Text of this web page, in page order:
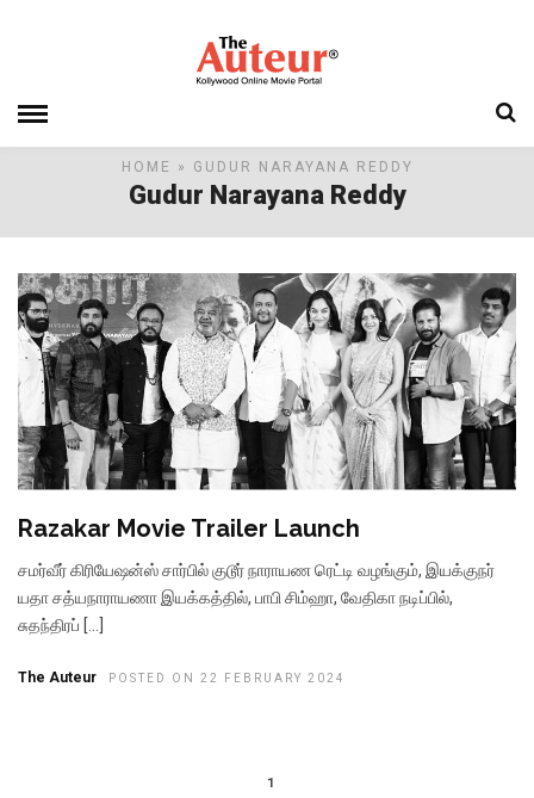
HOME » GUDUR NARAYANA REDDY
Gudur Narayana Reddy
Razakar Movie Trailer Launch
சமர்வீர் கிரியேஷன்ஸ் சார்பில் குடூர் நாராயண ரெட்டி வழங்கும், இயக்குநர்
யதா சத்யநாராயணா இயக்கத்தில், பாபி சிம்ஹா, வேதிகா நடிப்பில்,
சுதந்திரப் […]
The Auteur POSTED ON 22 FEBRUARY 2024
1